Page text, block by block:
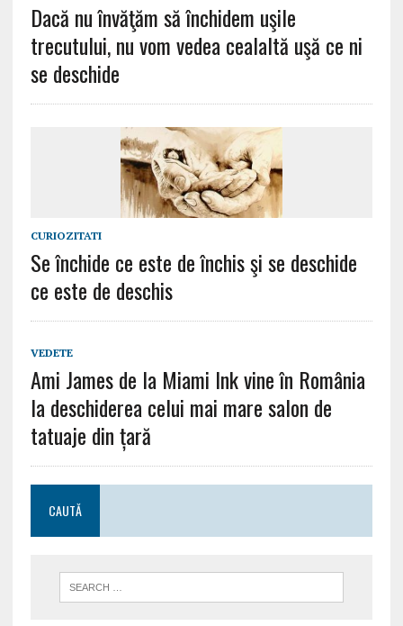
Dacă nu învăţăm să închidem uşile
trecutului, nu vom vedea cealaltă uşă ce ni
se deschide
CURIOZITATI
Se închide ce este de închis şi se deschide
ce este de deschis
VEDETE
Ami James de la Miami Ink vine în România
la deschiderea celui mai mare salon de
tatuaje din țară
CAUTĂ